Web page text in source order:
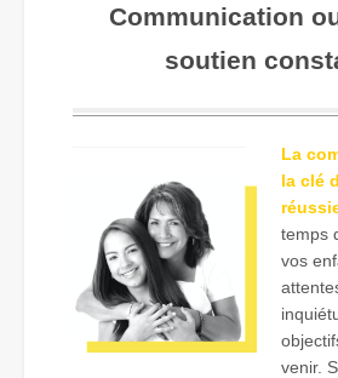
Communication
soutien
La
la clé
temps
vos
venir.